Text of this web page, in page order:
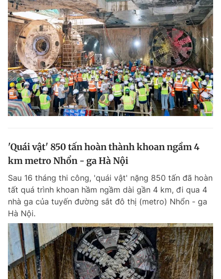
'Quái vật' 850 tấn hoàn thành khoan ngầm 4
km metro Nhổn - ga Hà Nội
Sau 16 tháng thi công, 'quái vật' nặng 850 tấn đã hoàn
tất quá trình khoan hầm ngầm dài gần 4 km, đi qua 4
nhà ga của tuyến đường sắt đô thị (metro) Nhổn - ga
Hà Nội.